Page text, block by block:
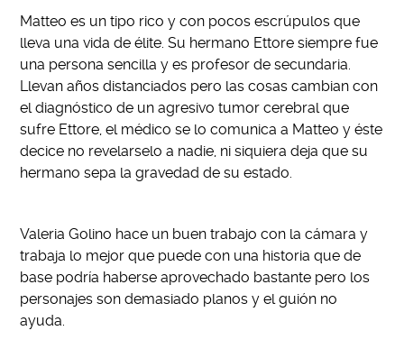
Matteo es un tipo rico y con pocos escrúpulos que
lleva una vida de élite. Su hermano Ettore siempre fue
una persona sencilla y es profesor de secundaria.
Llevan años distanciados pero las cosas cambian con
el diagnóstico de un agresivo tumor cerebral que
sufre Ettore, el médico se lo comunica a Matteo y éste
decice no revelarselo a nadie, ni siquiera deja que su
hermano sepa la gravedad de su estado.
Valeria Golino hace un buen trabajo con la cámara y
trabaja lo mejor que puede con una historia que de
base podría haberse aprovechado bastante pero los
personajes son demasiado planos y el guión no
ayuda.